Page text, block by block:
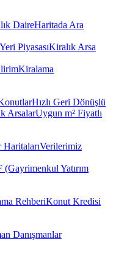
DaireHaritada Ara
PiyasasıKiralık Arsa
Kiralama
Hızlı Geri Dönüşlü
ArsalarUygun m² Fiyatlı
HaritalarıVerilerimiz
(Gayrimenkul Yatırım
RehberiKonut Kredisi
Danışmanlar